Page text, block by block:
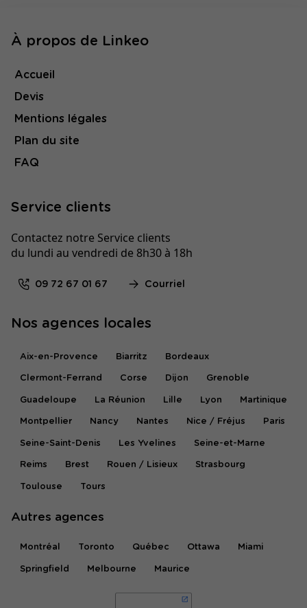
À propos de Linkeo
Accueil
Devis
Mentions légales
Plan du site
FAQ
Service clients
Contactez notre Service clients
du lundi au vendredi de 8h30 à 18h
09 72 67 01 67 Courriel
Nos agences locales
Aix-en-Provence Biarritz Bordeaux
Clermont-Ferrand Corse Dijon Grenoble
Guadeloupe La Réunion Lille Lyon Martinique
Montpellier Nancy Nantes Nice / Fréjus Paris
Seine-Saint-Denis Les Yvelines Seine-et-Marne
Reims Brest Rouen / Lisieux Strasbourg
Toulouse Tours
Autres agences
Montréal Toronto Québec Ottawa Miami
Springfield Melbourne Maurice